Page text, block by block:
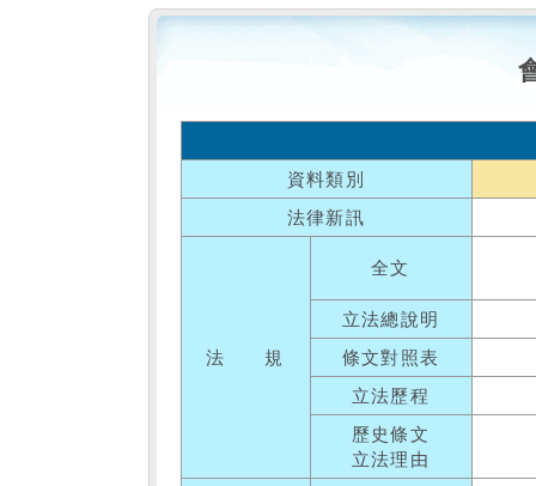
資料類別
法律新訊
法 規
全文
立法總說明
條文對照表
立法歷程
歷史條文
立法理由